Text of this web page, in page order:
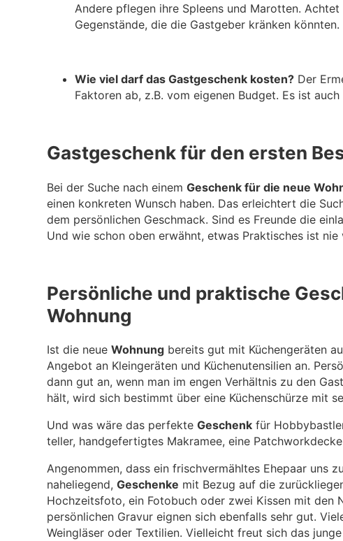
Andere pflegen ihre Spleens und Marotten.
Gegenstände, die die Gastgeber kränken könnten.
Wie viel darf das Gastgeschenk kosten? Der
Faktoren ab, z.B. vom eigenen Budget. Es ist
Gastgeschenk für den ersten
Bei der Suche nach einemGeschenk für die neue
einen konkreten Wunsch haben. Das erleichtert die
dem persönlichen Geschmack. Sind es Freunde die
Und wie schon oben erwähnt, etwas Praktisches ist nie
Persönliche und praktische
Wohnung
Ist die neueWohnung bereits gut mit Küchengeräten
Angebot an Kleingeräten und Küchenutensilien an.
dann gut an, wenn man im engen Verhältnis zu den
hält, wird sich bestimmt über eine Küchenschürze mit
Und was wäre das perfekteGeschenk für
teller, handgefertigtes Makramee, eine
Angenommen, dass ein frischvermähltes Ehepaar uns
naheliegend,Geschenke mit Bezug auf die
Hochzeitsfoto, ein Fotobuch oder zwei Kissen mit den
persönlichen Gravur eignen sich ebenfalls sehr gut.
Weingläser oder Textilien. Vielleicht freut sich das